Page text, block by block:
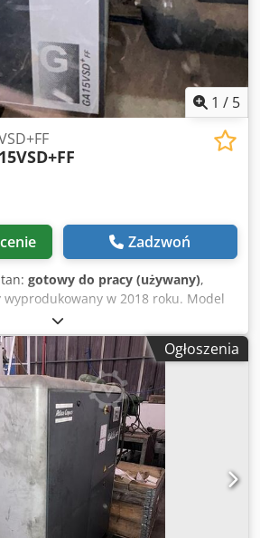
1 / 5
Zadzwoń
gotowy do pracy (używany),
wyprodukowany w 2018 roku. Model
charakteryzuje się mocą silnika
przy ciśnieniu 12,75 bara.
o pojemności 1000 litrów,
do różnych zastosowań. Jeśli
sprężonego powietrza, rozważ
GA15VSD+FF, którą mamy w
się z nami, aby uzyskać więcej
15 kW • Ciśnienie: 12,75 bar
Codpfx Ahezdi Snelorf • W
1000 litrów
Ogłoszenia